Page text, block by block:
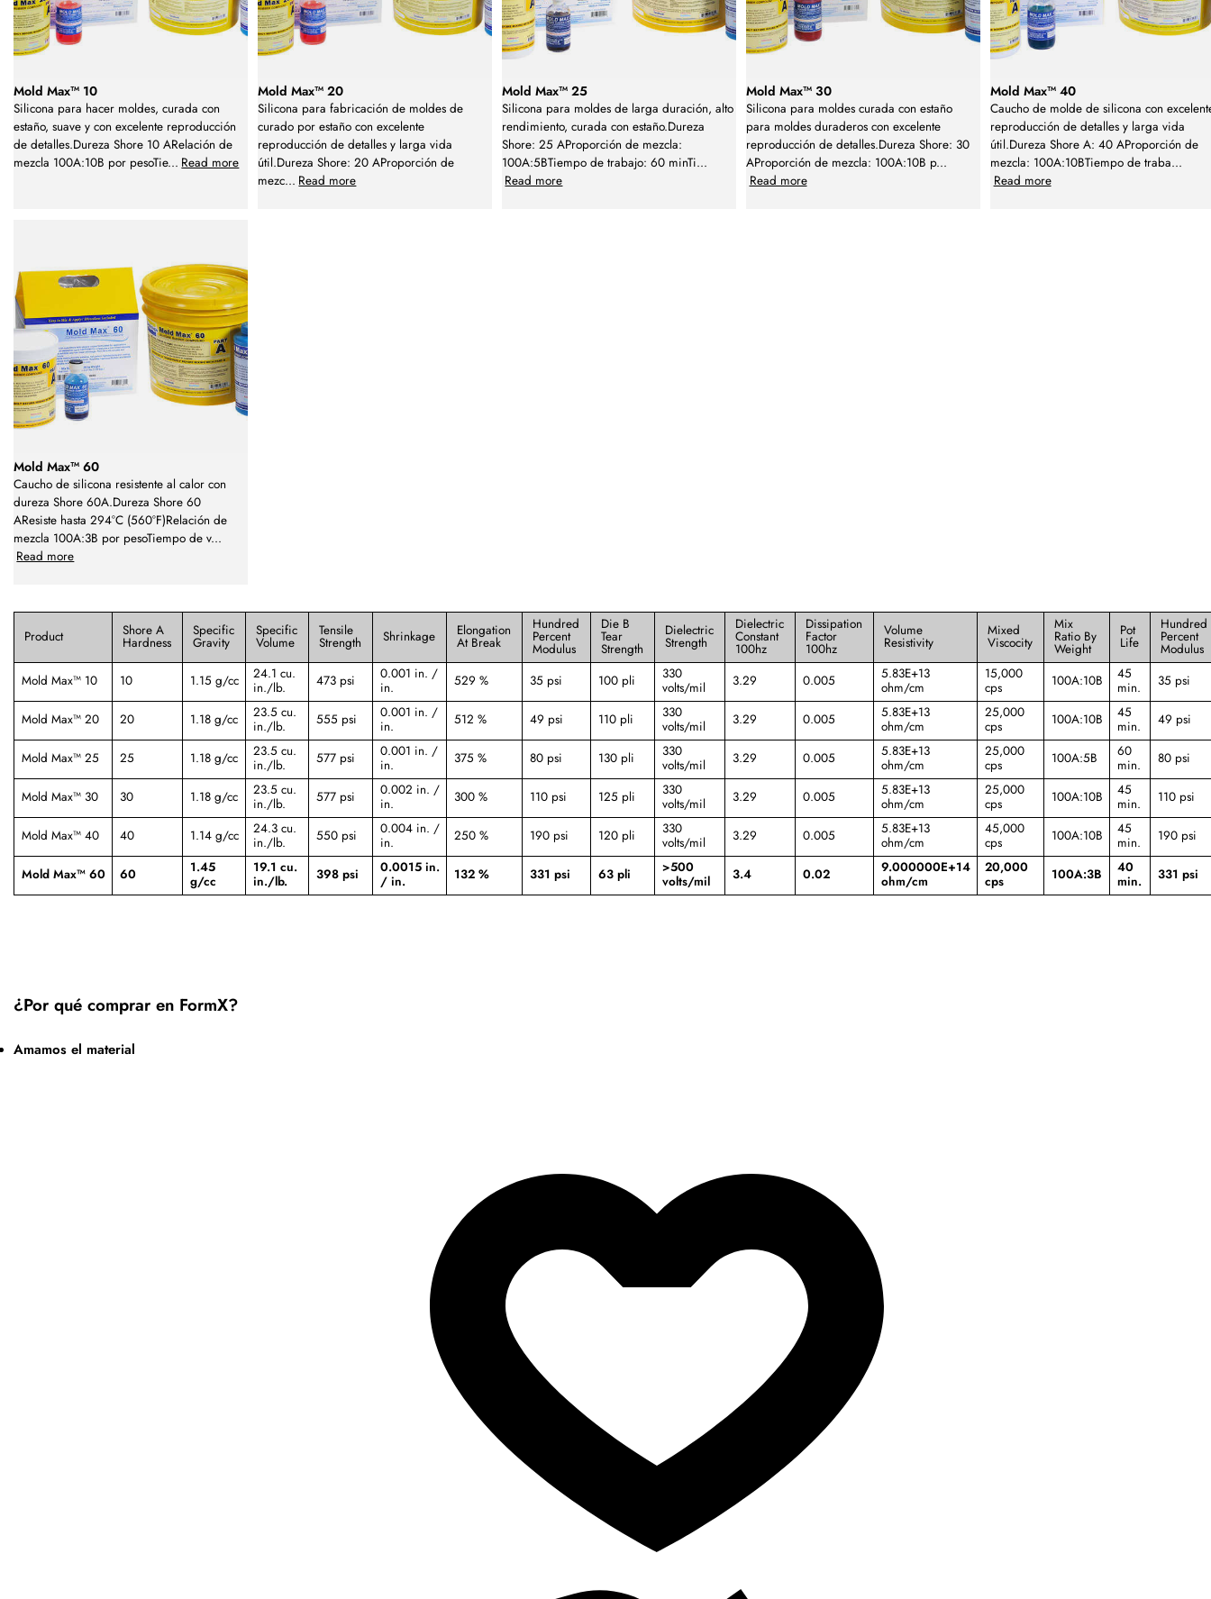
Mold Max™ 10
Silicona para hacer moldes, curada con
estaño, suave y con excelente reproducción
de detalles.Dureza Shore 10 ARelación de
mezcla 100A:10B por pesoTie... Read more
Mold Max™ 20
Silicona para fabricación de moldes de
curado por estaño con excelente
reproducción de detalles y larga vida
útil.Dureza Shore: 20 AProporción de
mezc... Read more
Mold Max™ 25
Silicona para moldes de larga duración, alto
rendimiento, curada con estaño.Dureza
Shore: 25 AProporción de mezcla:
100A:5BTiempo de trabajo: 60 minTi...
Read more
Mold Max™ 30
Silicona para moldes curada con estaño
para moldes duraderos con excelente
reproducción de detalles.Dureza Shore: 30
AProporción de mezcla: 100A:10B p...
Read more
Mold Max™ 40
Caucho de molde de silicona con
reproducción de detalles y larga vida
útil.Dureza Shore A: 40 AProporción de
mezcla: 100A:10BTiempo de traba...
Read more
Mold Max™ 60
Caucho de silicona resistente al calor con
dureza Shore 60A.Dureza Shore 60
AResiste hasta 294°C (560°F)Relación de
mezcla 100A:3B por pesoTiempo de v...
Read more
Product Shore A
Hardness
Specific
Gravity
Specific
Volume
Tensile
Strength Shrinkage Elongation
At Break
Hundred
Percent
Modulus
Die B
Tear
Strength
Dielectric
Strength
Dielectric
Constant
100hz
Dissipation
Factor
100hz
Volume
Resistivity
Mixed
Viscocity
Mix
Ratio By
Weight
Pot
Life
Hundred
Percent
Modulus
Mold Max™ 10
10 1.15 g/cc
24.1 cu.
in./lb.
473 psi
0.001 in. /
in.
529 % 35 psi 100 pli
330
volts/mil
3.29 0.005
5.83E+13
ohm/cm
15,000
cps
100A:10B
45
min.
35 psi
Mold Max™ 20 20 1.18 g/cc
23.5 cu.
in./lb.
555 psi
0.001 in. /
in.
512 % 49 psi 110 pli
330
volts/mil
3.29 0.005
5.83E+13
ohm/cm
25,000
cps
100A:10B
45
min.
49 psi
Mold Max™ 25 25 1.18 g/cc
23.5 cu.
in./lb.
577 psi
0.001 in. /
in.
375 % 80 psi 130 pli
330
volts/mil
3.29 0.005
5.83E+13
ohm/cm
25,000
cps
100A:5B
60
min.
80 psi
Mold Max™ 30 30 1.18 g/cc
23.5 cu.
in./lb.
577 psi
0.002 in. /
in.
300 % 110 psi 125 pli
330
volts/mil
3.29 0.005
5.83E+13
ohm/cm
25,000
cps
100A:10B
45
min.
110 psi
Mold Max™ 40 40 1.14 g/cc
24.3 cu.
in./lb.
550 psi
0.004 in. /
in.
250 % 190 psi 120 pli
330
volts/mil
3.29 0.005
5.83E+13
ohm/cm
45,000
cps
100A:10B
45
min.
190 psi
Mold Max™ 60 60
1.45
g/cc
19.1 cu.
in./lb.
398 psi
0.0015 in.
/ in.
132 % 331 psi 63 pli
>500
volts/mil
3.4 0.02
9.000000E+14
ohm/cm
20,000
cps
100A:3B
40
min.
331 psi
¿Por qué comprar en FormX?
Amamos el material